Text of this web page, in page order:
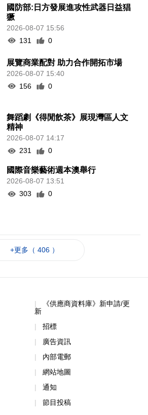
國防部:日方發展進攻性武器日益猖
獗
2026-08-07 15:56
131
0
展覽商業配對 助力合作開拓市場
2026-08-07 15:40
156
0
舞蹈劇《得閒飲茶》展現灣區人文
精神
2026-08-07 14:17
231
0
國際音樂藝術週本澳舉行
2026-08-07 13:51
303
0
+更多（ 406 ）
《供應商資料庫》新申請/更
新
招標
廣告資訊
內部電郵
網站地圖
通知
節目投稿